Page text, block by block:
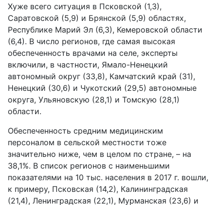
Хуже всего ситуация в Псковской (1,3),
Саратовской (5,9) и Брянской (5,9) областях,
Республике Марий Эл (6,3), Кемеровской области
(6,4). В число регионов, где самая высокая
обеспеченность врачами на селе, эксперты
включили, в частности, Ямало-Hенецкий
автономный округ (33,8), Камчатский край (31),
Ненецкий (30,6) и Чукотский (29,5) автономные
округа, Ульяновскую (28,1) и Томскую (28,1)
области.
Обеспеченность средним медицинским
персоналом в сельской местности тоже
значительно ниже, чем в целом по стране, – на
38,1%. В список регионов с наименьшими
показателями на 10 тыс. населения в 2017 г. вошли,
к примеру, Псковская (14,2), Калининградская
(21,4), Ленинградская (22,1), Мурманская (23,6) и